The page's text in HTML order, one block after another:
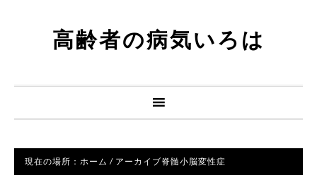
高齢者の病気いろは
現在の場所： ホーム / アーカイブ脊髄小脳変性症